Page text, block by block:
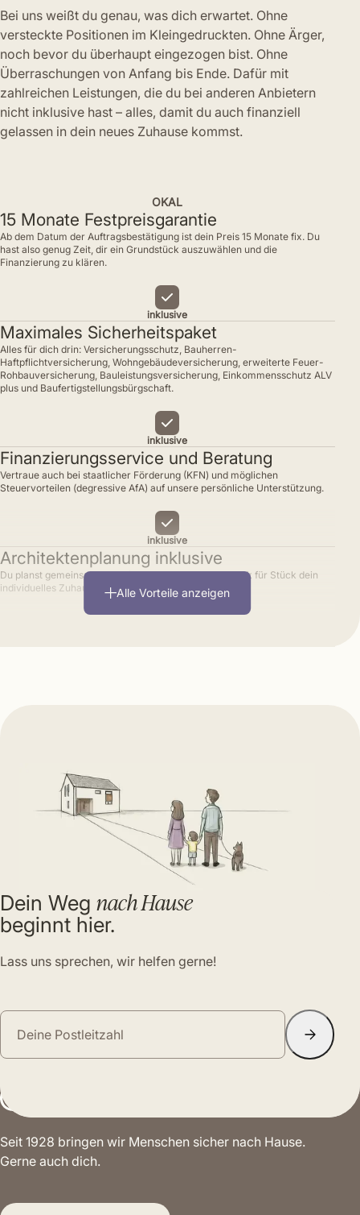
Bei uns weißt du genau, was dich erwartet. Ohne
versteckte Positionen im Kleingedruckten. Ohne Ärger,
noch bevor du überhaupt eingezogen bist. Ohne
Überraschungen von Anfang bis Ende. Dafür mit
zahlreichen Leistungen, die du bei anderen Anbietern
nicht inklusive hast – alles, damit du auch finanziell
gelassen in dein neues Zuhause kommst.
OKAL
15 Monate Festpreisgarantie
Ab dem Datum der Auftragsbestätigung ist dein Preis 15 Monate fix. Du
hast also genug Zeit, dir ein Grundstück auszuwählen und die
Finanzierung zu klären.
inklusive
Maximales Sicherheitspaket
Alles für dich drin: Versicherungsschutz, Bauherren-
Haftpflichtversicherung, Wohngebäudeversicherung, erweiterte Feuer-
Rohbauversicherung, Bauleistungsversicherung, Einkommensschutz ALV
plus und Baufertigstellungsbürgschaft.
inklusive
Finanzierungsservice und Beratung
Vertraue auch bei staatlicher Förderung (KFN) und möglichen
Steuervorteilen (degressive AfA) auf unsere persönliche Unterstützung.
inklusive
Architektenplanung inklusive
Du planst gemeinsam mit erfahrenen Architekten Stück für Stück dein
individuelles Zuhause.
Alle Vorteile anzeigen
Dein Wegnach Hause
beginnt hier.
Lass uns sprechen, wir helfen gerne!
Seit 1928 bringen wir Menschen sicher nach Hause.
Gerne auch dich.